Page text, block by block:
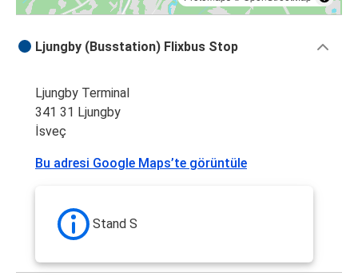
Ljungby (Busstation) Flixbus Stop
Ljungby Terminal
341 31 Ljungby
İsveç
Bu adresi Google Maps’te görüntüle
Stand S